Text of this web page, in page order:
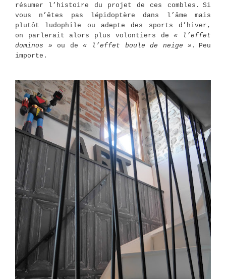
résumer l’histoire du projet de ces combles.
Si
vous n’êtes pas lépidoptère dans l’âme mais
plutôt ludophile ou adepte des sports d’hiver,
on parlerait alors plus volontiers de« l’effet
dominos » ou de« l’effet boule de neige » .
Peu
importe.